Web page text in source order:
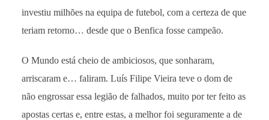
investiu milhões na equipa de futebol, com a certeza de que
teriam retorno… desde que o Benfica fosse campeão.
O Mundo está cheio de ambiciosos, que sonharam,
arriscaram e… faliram. Luís Filipe Vieira teve o dom de
não engrossar essa legião de falhados, muito por ter feito as
apostas certas e, entre estas, a melhor foi seguramente a de